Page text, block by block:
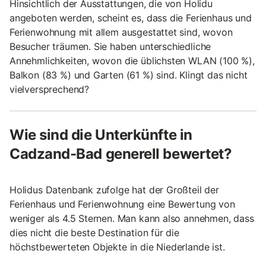
Hinsichtlich der Ausstattungen, die von Holidu
angeboten werden, scheint es, dass die Ferienhaus und
Ferienwohnung mit allem ausgestattet sind, wovon
Besucher träumen. Sie haben unterschiedliche
Annehmlichkeiten, wovon die üblichsten WLAN (100 %),
Balkon (83 %) und Garten (61 %) sind. Klingt das nicht
vielversprechend?
Wie sind die Unterkünfte in
Cadzand-Bad generell bewertet?
Holidus Datenbank zufolge hat der Großteil der
Ferienhaus und Ferienwohnung eine Bewertung von
weniger als 4.5 Sternen. Man kann also annehmen, dass
dies nicht die beste Destination für die
höchstbewerteten Objekte in die Niederlande ist.